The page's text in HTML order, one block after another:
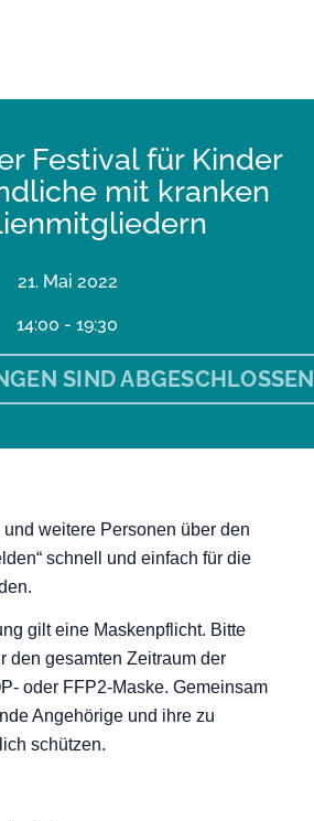
Festival für Kinder
mit kranken
21. Mai 2022
14:00 - 19:30
SIND ABGESCHLOSSEN
weitere Personen über den
schnell und einfach für die
gilt eine Maskenpflicht. Bitte
den gesamten Zeitraum der
oder FFP2-Maske. Gemeinsam
Angehörige und ihre zu
schützen.